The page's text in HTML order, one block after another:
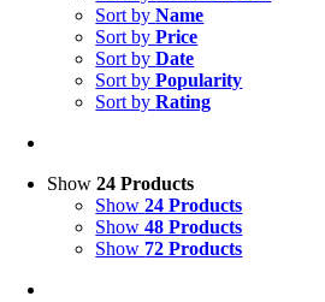
Sort byName
Sort byPrice
Sort byDate
Sort byPopularity
Sort byRating
Show24 Products
Show24 Products
Show48 Products
Show 72 Products